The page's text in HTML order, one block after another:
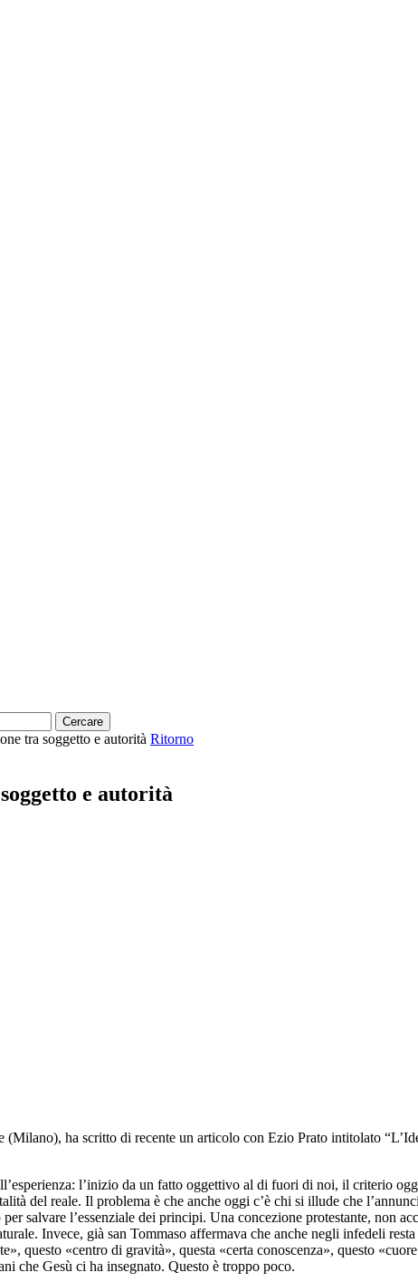
tra soggetto e autorità Ritorno
e autorità
ha scritto di recente un articolo con Ezio Prato intitolato
l’inizio da un fatto oggettivo al di fuori di noi, il criterio
del reale. Il problema è che anche oggi c’è chi si illude che
salvare l’essenziale dei principi. Una concezione protestante, non
Invece, già san Tommaso affermava che anche negli infedeli
questo «centro di gravità», questa «certa conoscenza», questo
che Gesù ci ha insegnato. Questo è troppo poco.